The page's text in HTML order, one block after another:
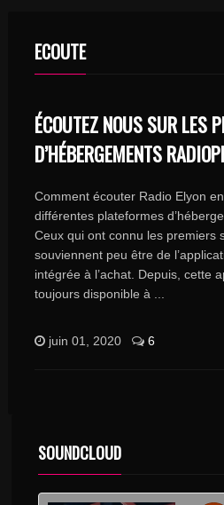
ECOUTE
ÉCOUTEZ NOUS SUR LES
D’HÉBERGEMENTS
Comment écouter Radio Elyon
différentes plateformes
Ceux qui ont connu les premiers
souviennent peu être de
intégrée à l’achat. Depuis, cette
toujours disponible à ...
juin 01, 2020 6
SOUNDCLOUD